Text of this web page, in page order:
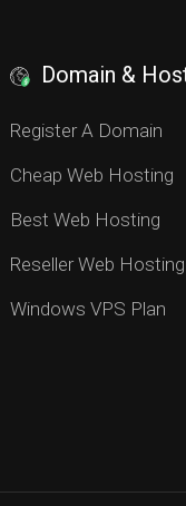
Domain &
Register A Domain
Cheap Web Hosting
Best Web Hosting
Reseller Web Hosting
Windows VPS Plan